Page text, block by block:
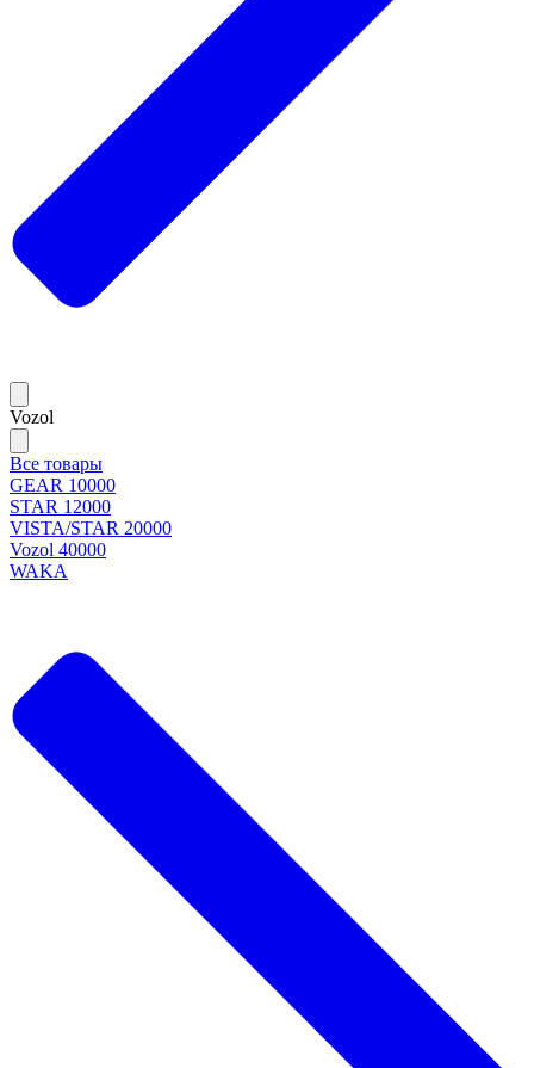
Vozol
Все товары
GEAR 10000
STAR 12000
VISTA/STAR 20000
Vozol 40000
WAKA